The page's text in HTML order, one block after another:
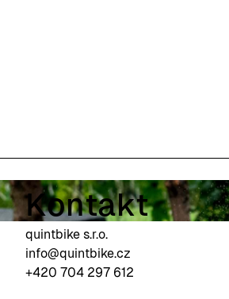
Kontakt
quintbike s.r.o.
info@quintbike.cz
+420 704 297 612